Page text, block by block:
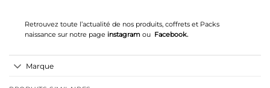
Retrouvez toute l’actualité de nos produits, coffrets et Packs
naissance sur notre page instagram ou Facebook.
Marque